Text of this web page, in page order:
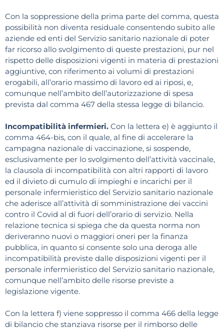
Con la soppressione della prima parte del comma, questa
possibilità non diventa residuale consentendo subito alle
aziende ed enti del Servizio sanitario nazionale di poter
far ricorso allo svolgimento di queste prestazioni, pur nel
rispetto delle disposizioni vigenti in materia di prestazioni
aggiuntive, con riferimento ai volumi di prestazioni
erogabili, all’orario massimo di lavoro ed ai riposi, e,
comunque nell’ambito dell’autorizzazione di spesa
prevista dal comma 467 della stessa legge di bilancio.
Incompatibilità infermieri. Con la lettera e) è aggiunto il
comma 464-bis, con il quale, al fine di accelerare la
campagna nazionale di vaccinazione, si sospende,
esclusivamente per lo svolgimento dell’attività vaccinale,
la clausola di incompatibilità con altri rapporti di lavoro
ed il divieto di cumulo di impieghi e incarichi per il
personale infermieristico del Servizio sanitario nazionale
che aderisce all’attività di somministrazione dei vaccini
contro il Covid al di fuori dell’orario di servizio. Nella
relazione tecnica si spiega che da questa norma non
deriveranno nuovi o maggiori oneri per la finanza
pubblica, in quanto si consente solo una deroga alle
incompatibilità previste dalle disposizioni vigenti per il
personale infermieristico del Servizio sanitario nazionale,
comunque nell’ambito delle risorse previste a
legislazione vigente.
Con la lettera f) viene soppresso il comma 466 della legge
di bilancio che stanziava risorse per il rimborso delle